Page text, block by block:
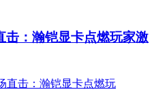
击：瀚铠显卡点燃玩家激